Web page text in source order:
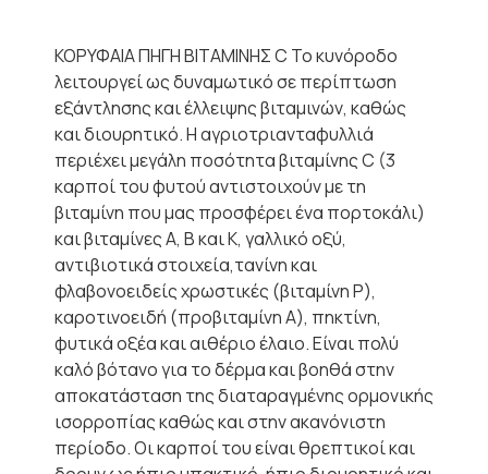
ΚΟΡΥΦΑΙΑ ΠΗΓΗ ΒΙΤΑΜΙΝΗΣ C Το κυνόροδο
λειτουργεί ως δυναμωτικό σε περίπτωση
εξάντλησης και έλλειψης βιταμινών, καθώς
και διουρητικό. Η αγριοτριανταφυλλιά
περιέχει μεγάλη ποσότητα βιταμίνης C (3
καρποί του φυτού αντιστοιχούν με τη
βιταμίνη που μας προσφέρει ένα πορτοκάλι)
και βιταμίνες Α, Β και Κ, γαλλικό οξύ,
αντιβιοτικά στοιχεία,τανίνη και
φλαβονοειδείς χρωστικές (βιταμίνη Ρ),
καροτινοειδή (προβιταμίνη Α), πηκτίνη,
φυτικά οξέα και αιθέριο έλαιο. Είναι πολύ
καλό βότανο για το δέρμα και βοηθά στην
αποκατάσταση της διαταραγμένης ορμονικής
ισορροπίας καθώς και στην ακανόνιστη
περίοδο. Οι καρποί του είναι θρεπτικοί και